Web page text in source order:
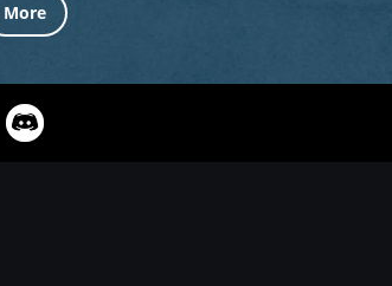
More